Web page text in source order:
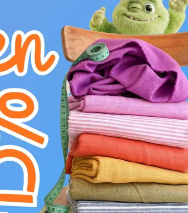
nesušit v sušičce
H nebělit
D žehlit na nízkém stupni (110°C)
L profesionální chemické čištění
g prát na 30°C
Objevte Náplet hladký PREMIUM v
jednobarevný úplet je tvořen 95 %
měkkost, prodyšnost a perfektní pružnost.
zaručuje dlouhou životnost, což oceníte při